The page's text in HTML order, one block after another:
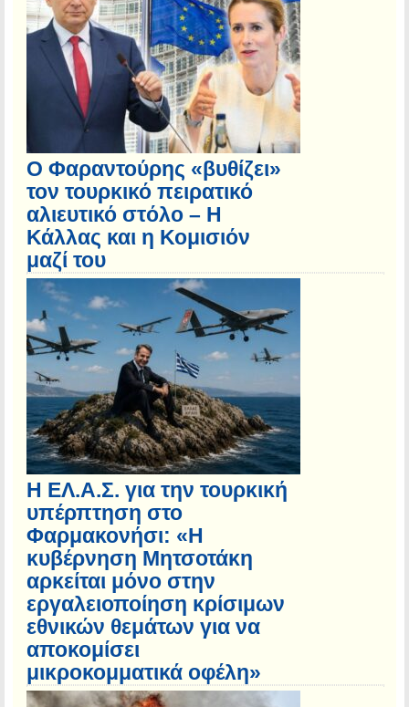
Ο Φαραντούρης «βυθίζει»
τον τουρκικό πειρατικό
αλιευτικό στόλο – Η
Κάλλας και η Κομισιόν
μαζί του
Η ΕΛ.Α.Σ. για την τουρκική
υπέρπτηση στο
Φαρμακονήσι: «Η
κυβέρνηση Μητσοτάκη
αρκείται μόνο στην
εργαλειοποίηση κρίσιμων
εθνικών θεμάτων για να
αποκομίσει
μικροκομματικά οφέλη»